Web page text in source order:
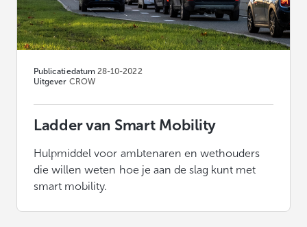
Publicatiedatum 28-10-2022
Uitgever CROW
Ladder van Smart Mobility
Hulpmiddel voor ambtenaren en wethouders
die willen weten hoe je aan de slag kunt met
smart mobility.